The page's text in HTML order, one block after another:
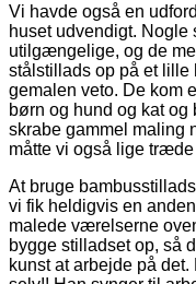
Vi havde også en
huset udvendigt. Nogle
utilgængelige, og de
stålstillads op på et lille
gemalen veto. De kom
børn og hund og kat
skrabe gammel maling
måtte vi også lige
At bruge
vi fik heldigvis en
malede værelserne
bygge stilladset op, så
kunst at arbejde på